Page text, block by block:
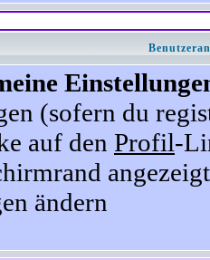
(sofern du
auf den Profil-
ändern